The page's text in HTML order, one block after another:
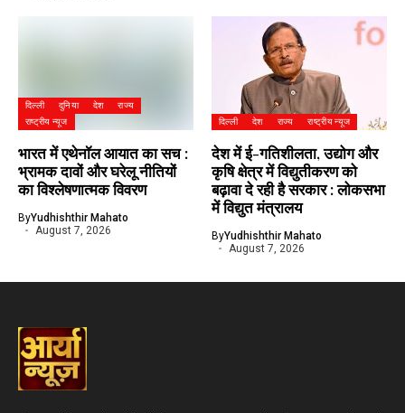
दिल्ली दुनिया देश
राज्य
राष्ट्रीय न्यूज
भारत में एथेनॉल आयात का सच :
भ्रामक दावों और घरेलू नीतियों
का विश्लेषणात्मक विवरण
ByYudhishthir Mahato
August 7, 2026
दिल्ली देश राज्य राष्ट्रीय न्यूज
देश में ई-गतिशीलता, उद्योग और
कृषि क्षेत्र में विद्युतीकरण को
बढ़ावा दे रही है सरकार : लोकसभा
में विद्युत मंत्रालय
ByYudhishthir Mahato
August 7, 2026